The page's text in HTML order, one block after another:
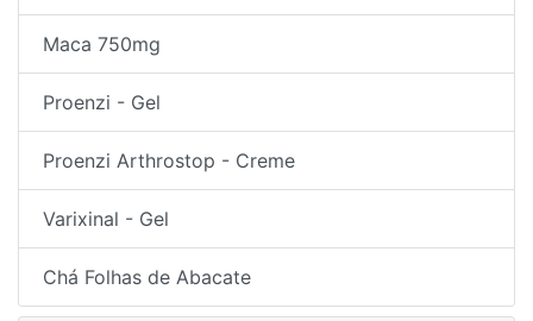
Maca 750mg
Proenzi - Gel
Proenzi Arthrostop - Creme
Varixinal - Gel
Chá Folhas de Abacate